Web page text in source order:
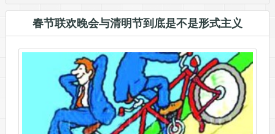
春节联欢晚会与清明节到底是不是形式主义